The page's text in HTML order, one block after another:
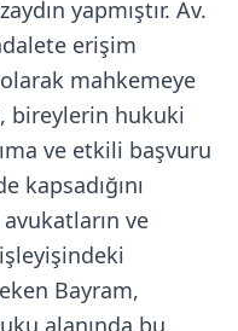
yapmıştır. Av.
erişim
olarak mahkemeye
bireylerin hukuki
ve etkili başvuru
kapsadığını
ve
Bayram,
alanında bu